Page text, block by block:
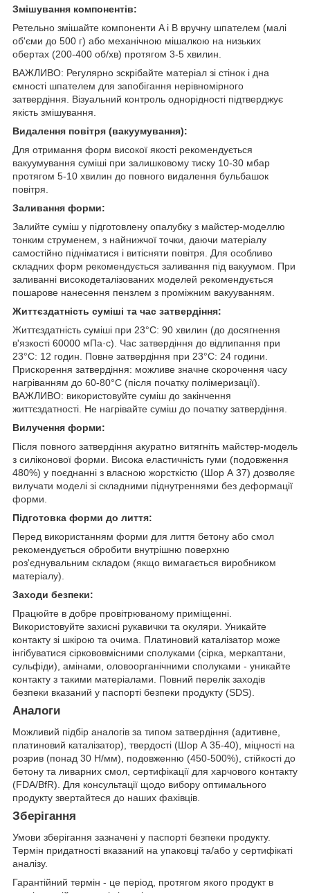
Змішування компонентів:
Ретельно змішайте компоненти A і B вручну шпателем (малі
об'єми до 500 г) або механічною мішалкою на низьких
обертах (200-400 об/хв) протягом 3-5 хвилин.
ВАЖЛИВО: Регулярно зскрібайте матеріал зі стінок і дна
ємності шпателем для запобігання нерівномірного
затвердіння. Візуальний контроль однорідності підтверджує
якість змішування.
Видалення повітря (вакуумування):
Для отримання форм високої якості рекомендується
вакуумування суміші при залишковому тиску 10-30 мбар
протягом 5-10 хвилин до повного видалення бульбашок
повітря.
Заливання форми:
Залийте суміш у підготовлену опалубку з майстер-моделлю
тонким струменем, з найнижчої точки, даючи матеріалу
самостійно підніматися і витісняти повітря. Для особливо
складних форм рекомендується заливання під вакуумом. При
заливанні високодеталізованих моделей рекомендується
пошарове нанесення пензлем з проміжним вакууванням.
Життєздатність суміші та час затвердіння:
Життєздатність суміші при 23°C: 90 хвилин (до досягнення
в'язкості 60000 мПа·с). Час затвердіння до відлипання при
23°C: 12 годин. Повне затвердіння при 23°C: 24 години.
Прискорення затвердіння: можливе значне скорочення часу
нагріванням до 60-80°C (після початку полімеризації).
ВАЖЛИВО: використовуйте суміш до закінчення
життєздатності. Не нагрівайте суміш до початку затвердіння.
Вилучення форми:
Після повного затвердіння акуратно витягніть майстер-модель
з силіконової форми. Висока еластичність гуми (подовження
480%) у поєднанні з власною жорсткістю (Шор А 37) дозволяє
вилучати моделі зі складними піднутреннями без деформації
форми.
Підготовка форми до лиття:
Перед використанням форми для лиття бетону або смол
рекомендується обробити внутрішню поверхню
роз'єднувальним складом (якщо вимагається виробником
матеріалу).
Заходи безпеки:
Працюйте в добре провітрюваному приміщенні.
Використовуйте захисні рукавички та окуляри. Уникайте
контакту зі шкірою та очима. Платиновий каталізатор може
інгібуватися сіркововмісними сполуками (сірка, меркаптани,
сульфіди), амінами, оловоорганічними сполуками - уникайте
контакту з такими матеріалами. Повний перелік заходів
безпеки вказаний у паспорті безпеки продукту (SDS).
Аналоги
Можливий підбір аналогів за типом затвердіння (адитивне,
платиновий каталізатор), твердості (Шор А 35-40), міцності на
розрив (понад 30 Н/мм), подовженню (450-500%), стійкості до
бетону та ливарних смол, сертифікації для харчового контакту
(FDA/BfR). Для консультації щодо вибору оптимального
продукту звертайтеся до наших фахівців.
Зберігання
Умови зберігання зазначені у паспорті безпеки продукту.
Термін придатності вказаний на упаковці та/або у сертифікаті
аналізу.
Гарантійний термін - це період, протягом якого продукт в